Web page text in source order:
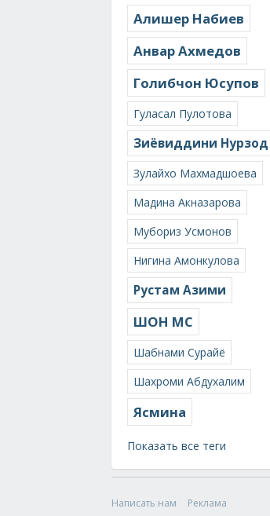
Алишер Набиев
Анвар Ахмедов
Голибчон Юсупов
Гуласал Пулотова
Зиёвиддини Нурзод
Зулайхо Махмадшоева
Мадина Акназарова
Мубориз Усмонов
Нигина Амонкулова
Рустам Азими
ШОН МС
Шабнами Сурайё
Шахроми Абдухалим
Ясмина
Показать все теги
Написать нам
Реклама